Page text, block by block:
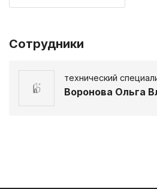
Сотрудники
технический
Воронова Ольга